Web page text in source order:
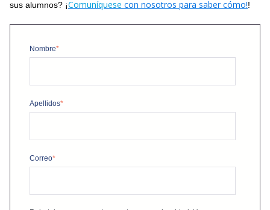
sus alumnos? ¡Comuníquese con nosotros para saber cómo!!
Nombre*
Apellidos*
Correo*